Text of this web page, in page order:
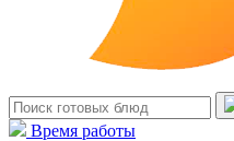
Время работы